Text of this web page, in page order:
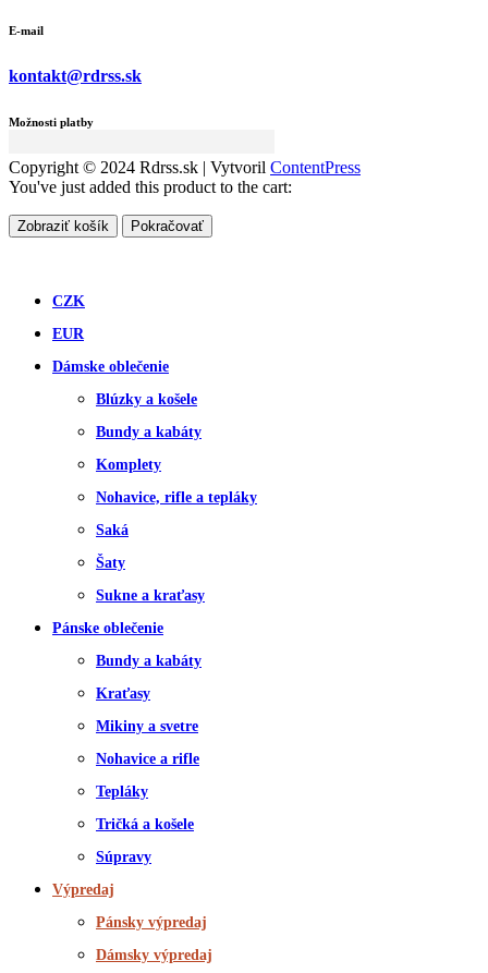
E-mail
kontakt@rdrss.sk
Možnosti platby
Copyright © 2024 Rdrss.sk | Vytvoril ContentPress
You've just added this product to the cart:
Zobraziť košík Pokračovať
CZK
EUR
Dámske oblečenie
Blúzky a košele
Bundy a kabáty
Komplety
Nohavice, rifle a tepláky
Saká
Šaty
Sukne a kraťasy
Pánske oblečenie
Bundy a kabáty
Kraťasy
Mikiny a svetre
Nohavice a rifle
Tepláky
Tričká a košele
Súpravy
Výpredaj
Pánsky výpredaj
Dámsky výpredaj